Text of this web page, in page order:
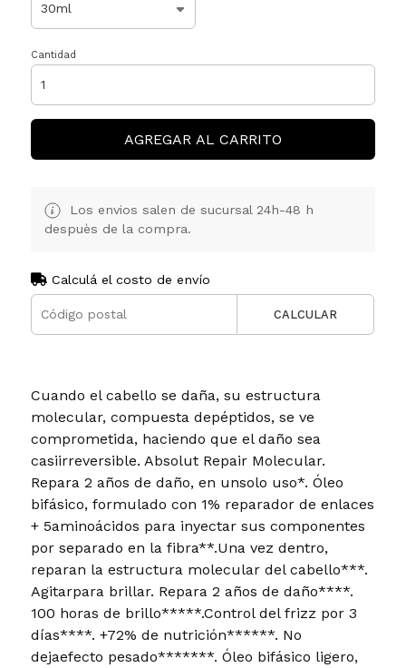
Cantidad
AGREGAR AL CARRITO
Los envios salen de sucursal 24h-48 h
despuès de la compra.
Calculá el costo de envío
CALCULAR
Cuando el cabello se daña, su estructura
molecular, compuesta depéptidos, se ve
comprometida, haciendo que el daño sea
casiirreversible. Absolut Repair Molecular.
Repara 2 años de daño, en unsolo uso*. Óleo
bifásico, formulado con 1% reparador de enlaces
+ 5aminoácidos para inyectar sus componentes
por separado en la fibra**.Una vez dentro,
reparan la estructura molecular del cabello***.
Agitarpara brillar. Repara 2 años de daño****.
100 horas de brillo*****.Control del frizz por 3
días****. +72% de nutrición******. No
dejaefecto pesado*******. Óleo bifásico ligero,